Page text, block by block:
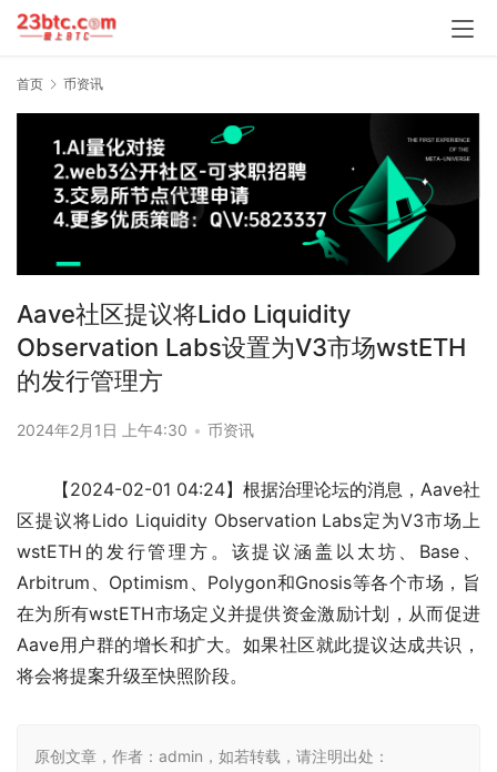
首页 币资讯
Aave社区提议将Lido Liquidity
Observation Labs设置为V3市场wstETH
的发行管理方
2024年2月1日 上午4:30 • 币资讯
【2024-02-01 04:24】根据治理论坛的消息，Aave社
区提议将Lido Liquidity Observation Labs定为V3市场上
wstETH的发行管理方。该提议涵盖以太坊、Base、
Arbitrum、Optimism、Polygon和Gnosis等各个市场，旨
在为所有wstETH市场定义并提供资金激励计划，从而促进
Aave用户群的增长和扩大。如果社区就此提议达成共识，
将会将提案升级至快照阶段。
原创文章，作者：admin，如若转载，请注明出处：